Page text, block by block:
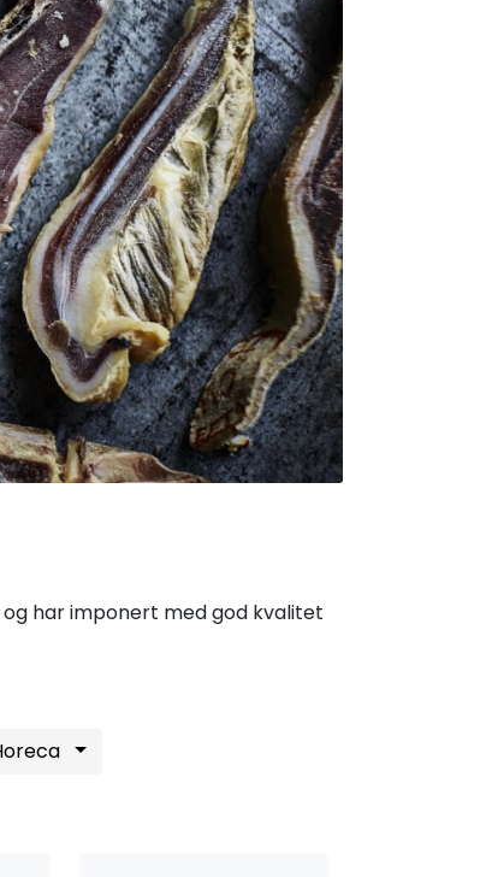
har imponert med god kvalitet